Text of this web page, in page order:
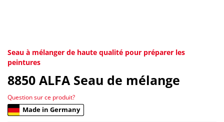
Seau à mélanger de haute qualité pour préparer les
peintures
8850 ALFA Seau de mélange
Question sur ce produit?
Made in Germany